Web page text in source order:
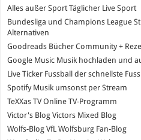
Alles außer SportTäglicher Live Sport
Bundesliga und Champions League
Alternativen
Goodreads Bücher Community +
Google Music Musik hochladen und
Live Ticker Fussball
der schnellste
SpotifyMusik umsonst per Stream
TeXXas TVOnline TV-Programm
Victor's Blog Victors Mixed Blog
Wolfs-Blog VfL Wolfsburg Fan-Blog